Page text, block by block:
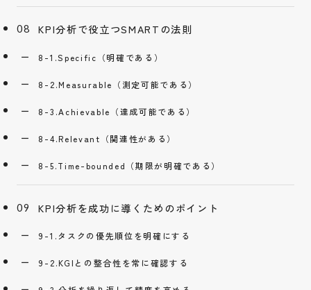
KPI分析で役立つSMARTの法則
8-1.Specific（明確である）
8-2.Measurable（測定可能である）
8-3.Achievable（達成可能である）
8-4.Relevant（関連性がある）
8-5.Time-bounded（期限が明確である）
KPI分析を成功に導くためのポイント
9-1.タスクの優先順位を明確にする
9-2.KGIとの整合性を常に確認する